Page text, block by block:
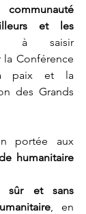
et les
à saisir
Conférence
paix et la
des Grands
sûr et sans
, en